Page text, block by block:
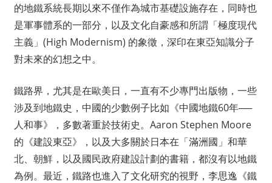
的地鐵系統長期以來不僅作為城市基礎設施存在，同時也
是軍事體系的一部分，以及文化自豪感和所謂「極度現代
主義」(High Modernism) 的象徵，深印在東亞知識分子
對未來的幻想之中。
鐵路界，尤其是在歐美日，一直有不少專門出版物，一些
涉及到地鐵史，中國的少數例子比如《中國地鐵60年──
人和事》，多數著重於技術史。Aaron Stephen Moore
的《建設東亞》，以及大多關於日本在「滿洲國」和華
北、朝鮮，以及國民政府建設計劃的書籍，都沒有以地鐵
為例。最近，鐵路也進入了文化研究的視野，李思逸《鐵